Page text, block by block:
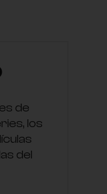
de
los
del